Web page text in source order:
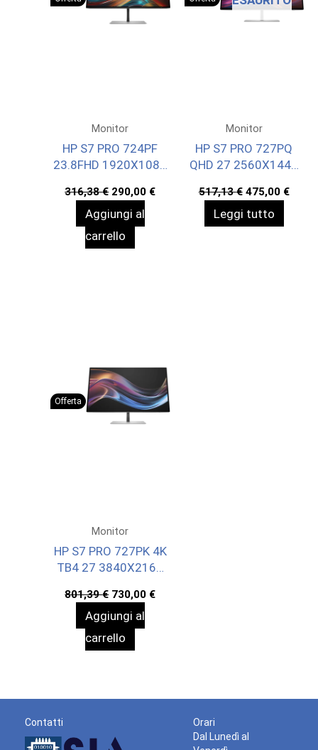
Monitor
HP S7 PRO 724PF
23.8FHD 1920X1080
316,38€ Il
prezzo
originale
316,38 €.
290,00 €Il
prezzo
Aggiungi al
carrello
Monitor
HP S7 PRO 727PQ
QHD 27 2560X1440
517,13€ Il
prezzo
originale
era:
475,00 €Il
Leggi tutto
Offerta
Monitor
HP S7 PRO 727PK 4K
TB4 27 3840X2160
801,39€ Il
prezzo
originale
801,39 €.
730,00 €Il
prezzo
Aggiungi al
carrello
Contatti
Orari
Dal Lunedì al